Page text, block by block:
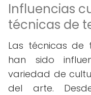
Influencias
técnicas de
Las técnicas de
han sido
variedad de
del arte.